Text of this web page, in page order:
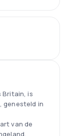
Britain, is
genesteld in
van de